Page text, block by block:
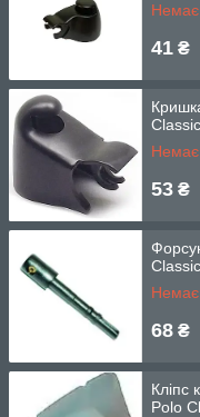
Немає
41 ₴
Немає
53 ₴
Немає
68 ₴
Кліпс
Polo